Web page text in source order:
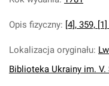
Opis fizyczny: [4], 359,
Lokalizacja oryginału:
Biblioteka Ukrainy im. V.